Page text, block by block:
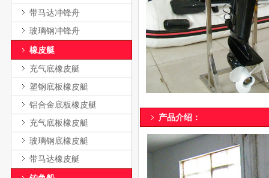
带马达冲锋舟
玻璃钢冲锋舟
橡皮艇
充气底橡皮艇
塑钢底板橡皮艇
铝合金底板橡皮艇
充气底板橡皮艇
玻璃钢底橡皮艇
带马达橡皮艇
产品介绍： 电话：